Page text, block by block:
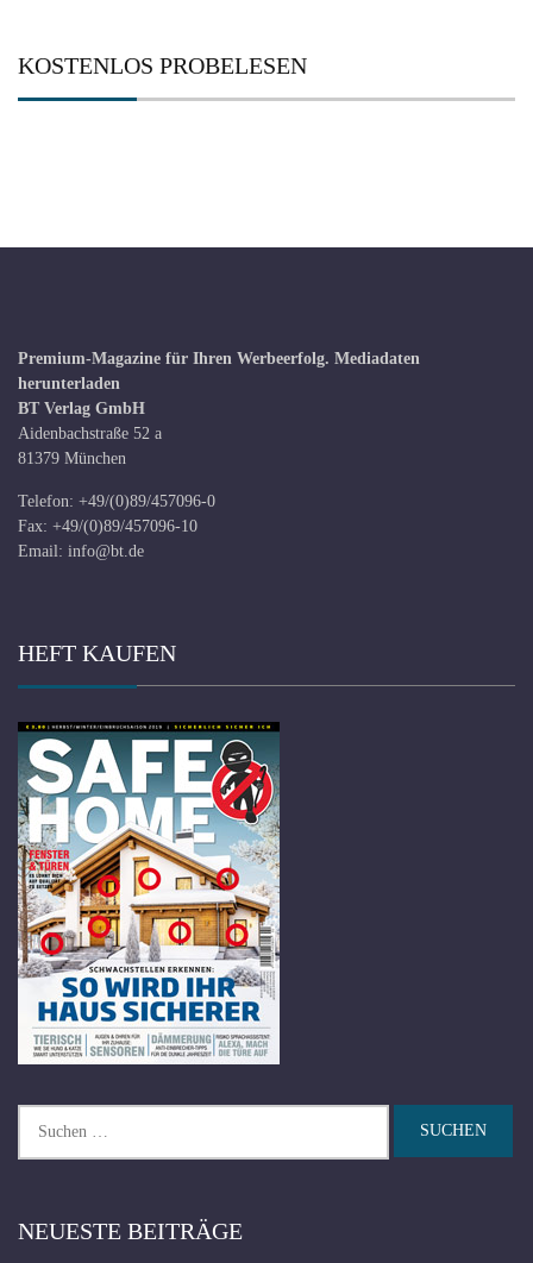
KOSTENLOS PROBELESEN
Premium-Magazine für Ihren Werbeerfolg. Mediadaten
herunterladen
BT Verlag GmbH
Aidenbachstraße 52 a
81379 München
Telefon: +49/(0)89/457096-0
Fax: +49/(0)89/457096-10
Email: info@bt.de
HEFT KAUFEN
nach:
NEUESTE BEITRÄGE